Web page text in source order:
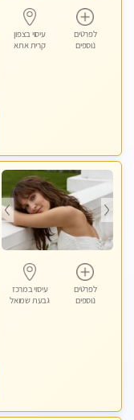
לפרטים
נוספים
עיסוי בצפון
קרית אתא
לפרטים
נוספים
עיסוי במרכז
גבעת שמואל